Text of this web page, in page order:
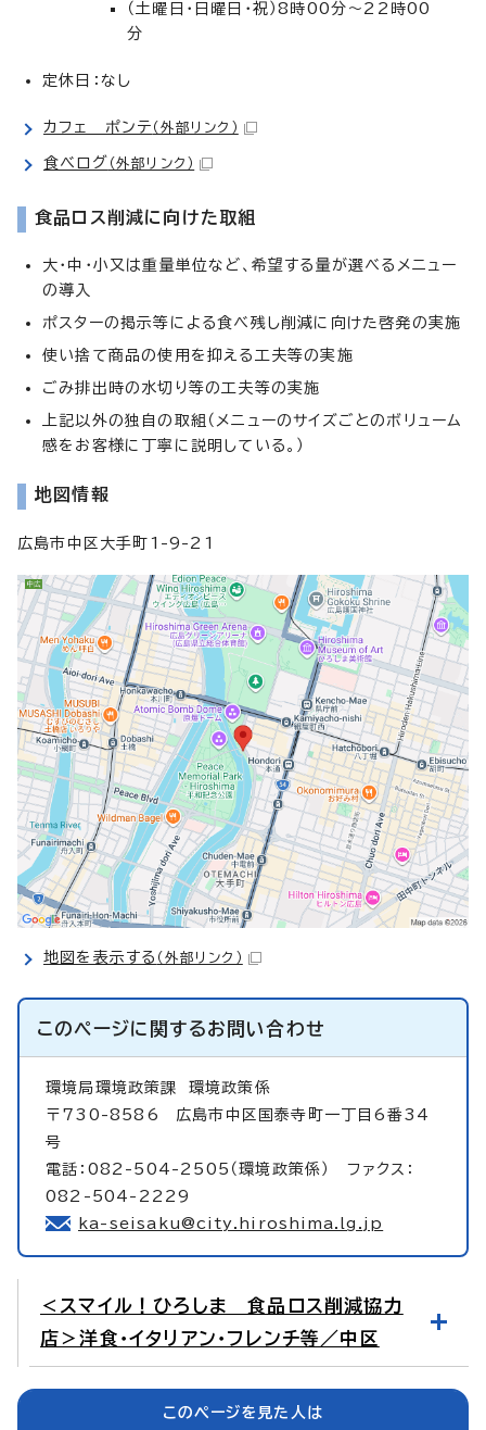
（土曜日・日曜日・祝）8時00分～22時00
分
定休日：なし
カフェ ポンテ （外部リンク）
食べログ （外部リンク）
食品ロス削減に向けた取組
大・中・小又は重量単位など、希望する量が選べるメニュー
の導入
ポスターの掲示等による食べ残し削減に向けた啓発の実施
使い捨て商品の使用を抑える工夫等の実施
ごみ排出時の水切り等の工夫等の実施
上記以外の独自の取組（メニューのサイズごとのボリューム
感をお客様に丁寧に説明している。）
地図情報
広島市中区大手町1-9-21
地図を表示する （外部リンク）
このページに関するお問い合わせ
環境局環境政策課 環境政策係
〒730-8586 広島市中区国泰寺町一丁目6番34
号
電話：082-504-2505（環境政策係） ファクス：
082-504-2229
ka-seisaku@city.hiroshima.lg.jp
＜スマイル！ひろしま 食品ロス削減協力
店＞洋食・イタリアン・フレンチ等／中区
このページを見た人は